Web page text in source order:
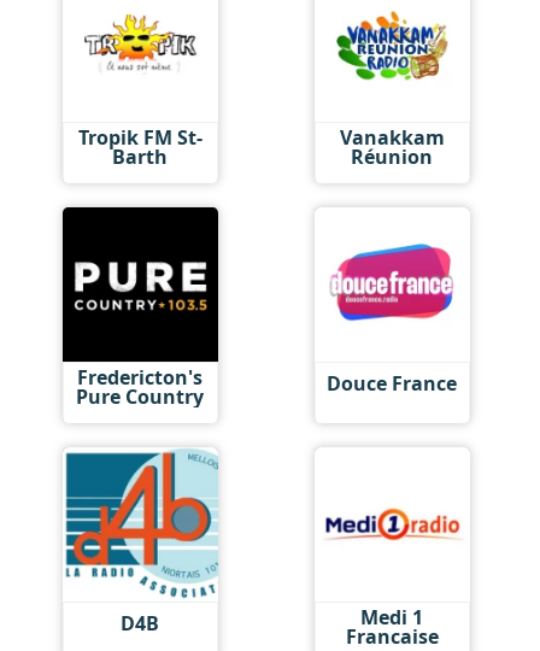
Tropik FM St-
Barth
Vanakkam
Réunion
Fredericton's
Pure Country Douce France
D4B Medi 1
Francaise